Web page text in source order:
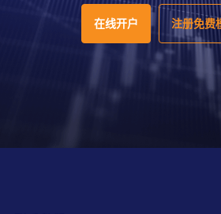
在线开户 注册免费